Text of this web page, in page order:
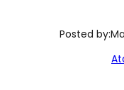
Posted by: